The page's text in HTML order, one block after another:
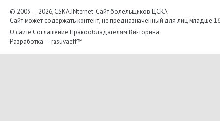
© 2003 — 2026, CSKA.INternet. Cайт болельщиков ЦСКА
Сайт может содержать контент, не предназначенный для лиц младше
О сайте Соглашение Правообладателям Викторина
Разработка — rasuvaeff™